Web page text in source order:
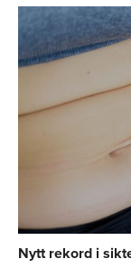
Nytt rekord i